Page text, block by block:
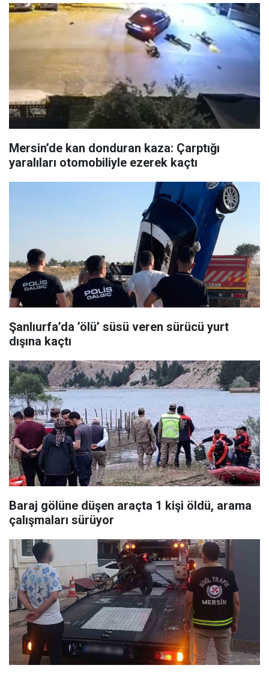
Mersin’de kan donduran kaza: Çarptığı
yaralıları otomobiliyle ezerek kaçtı
Şanlıurfa’da ’ölü’ süsü veren sürücü yurt
dışına kaçtı
Baraj gölüne düşen araçta 1 kişi öldü, arama
çalışmaları sürüyor